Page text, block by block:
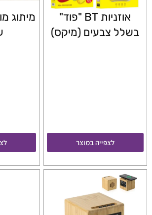
אוזניות BT "פוד"
בשלל צבעים (מיקס)
לצפייה במוצר
מיתוג